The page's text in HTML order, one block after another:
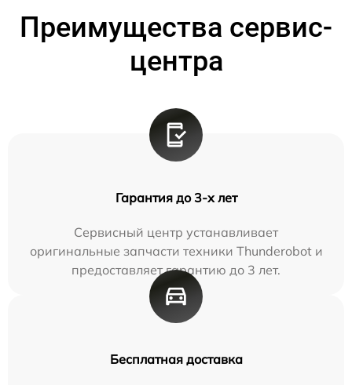
Преимущества сервис-
центра
Гарантия до 3-х лет
Сервисный центр устанавливает
оригинальные запчасти техники Thunderobot и
предоставляет гарантию до 3 лет.
Бесплатная доставка